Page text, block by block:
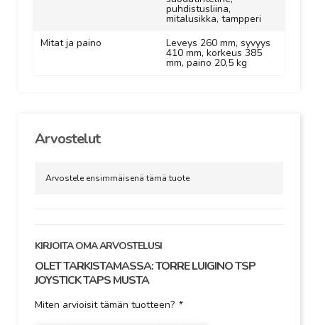
puhdistusliina,
mitalusikka, tampperi
Mitat ja paino
Leveys 260 mm, syvyys
410 mm, korkeus 385
mm, paino 20,5 kg
Arvostelut
Arvostele ensimmäisenä tämä tuote
KIRJOITA OMA ARVOSTELUSI
OLET TARKISTAMASSA:TORRE LUIGINO TSP
JOYSTICK TAPS MUSTA
Miten arvioisit tämän tuotteen? *